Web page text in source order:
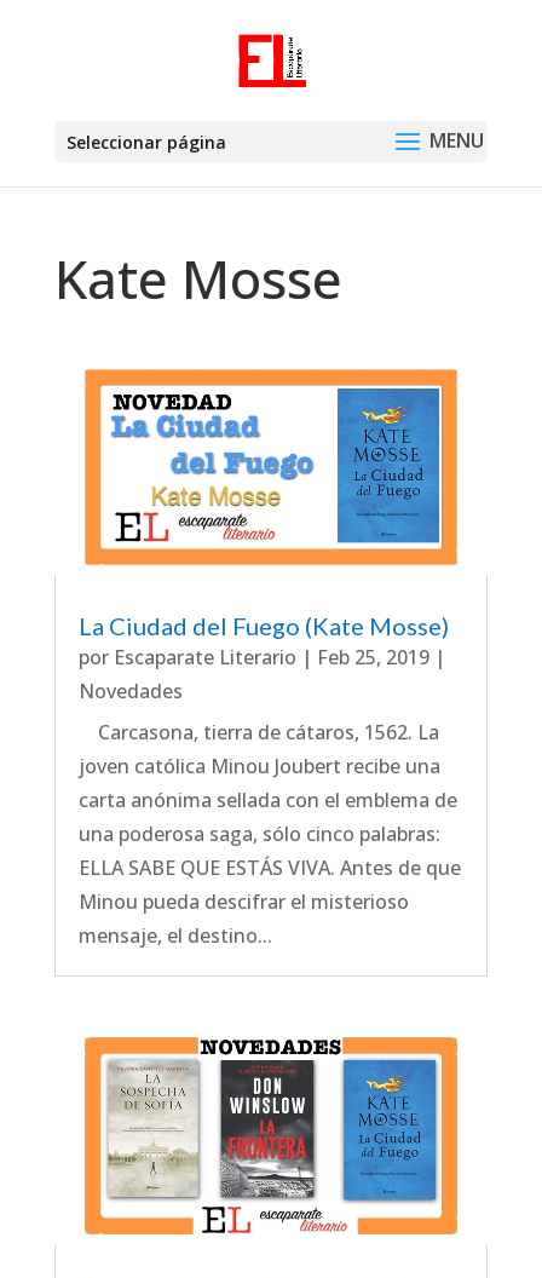
Seleccionar página
Kate Mosse
La Ciudad del Fuego (Kate Mosse)
por Escaparate Literario | Feb 25, 2019|
Novedades
Carcasona, tierra de cátaros, 1562. La
joven católica Minou Joubert recibe una
carta anónima sellada con el emblema de
una poderosa saga, sólo cinco palabras:
ELLA SABE QUE ESTÁS VIVA. Antes de que
Minou pueda descifrar el misterioso
mensaje, el destino...